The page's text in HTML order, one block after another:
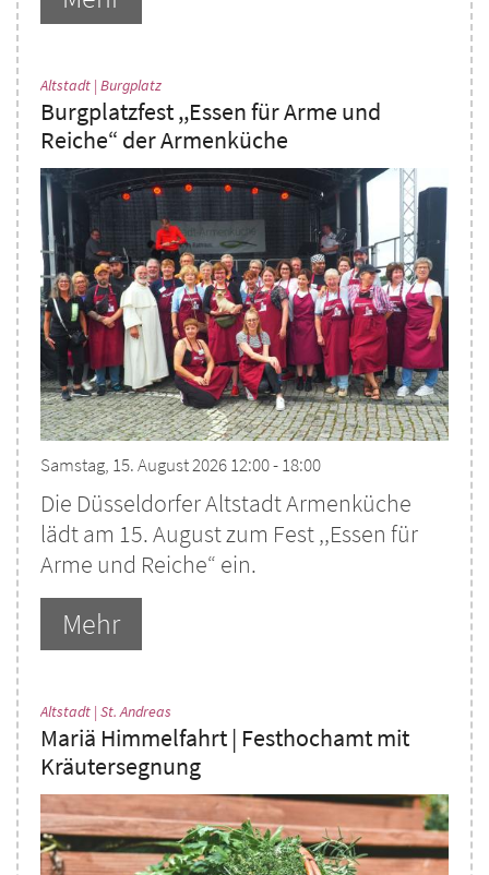
Altstadt | Burgplatz:
Burgplatzfest ,,Essen für Arme und
Reiche“ der Armenküche
Samstag, 15. August 2026 12:00 - 18:00
Die Düsseldorfer Altstadt Armenküche
lädt am 15. August zum Fest ,,Essen für
Arme und Reiche“ ein.
Mehr
Altstadt | St. Andreas
Mariä Himmelfahrt | Festhochamt mit
Kräutersegnung